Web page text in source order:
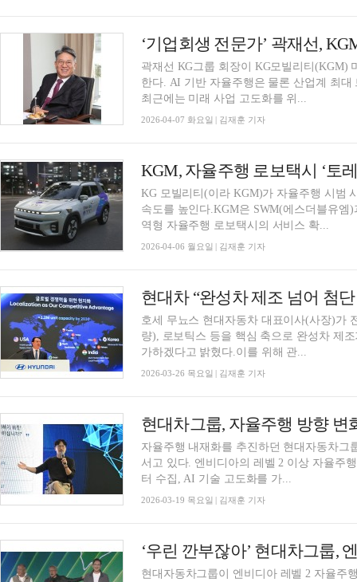
‘기업회생 전문가’ 곽재선,
곽재선 KG그룹 회장이 KG모빌리티(KGM)
한다. AI 기반 자율주행은 물론 산업계 최
최근에는 미래 사업 고도화를 위...
2026-04-07 화요일 | 김재훈 기자
KGM, 자율주행 로보택시 ‘토
KG 모빌리티(이라 KGM)가 자율주행 시범
속도를 높인다.KGM은 SWM(에스더블유엠
역형 자율주행 로보택시의 서비스 확...
2026-04-06 월요일 | 김재훈 기자
현대차 “완성차 제조 넘어 첨
호세 무뇨스 현대자동차 대표이사(사장)가
량), 로보틱스 등을 핵심 축으로 완성차 제
가하겠다고 밝혔다.이를 위해 관...
2026-03-26 목요일 | 김재훈 기자
현대차그룹, 자율주행 방향
자율주행 내재화를 추진하던 현대자동차
서고 있다. 엔비디아의 레벨 2 이상 자율주
터 수집, AI 기술 고도화를 가...
2026-03-19 목요일 | 김재훈 기자
‘우린 깐부잖아’ 현대차그룹,
현대자동차그룹이 엔비디아 레벨 2 자율주